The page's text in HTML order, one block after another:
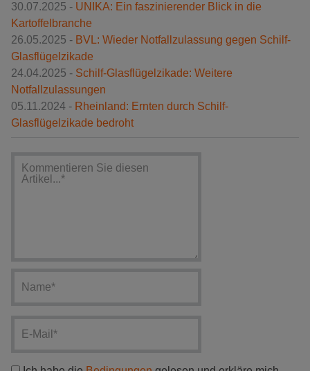
30.07.2025 - UNIKA: Ein faszinierender Blick in die
Kartoffelbranche
26.05.2025 - BVL: Wieder Notfallzulassung gegen Schilf-
Glasflügelzikade
24.04.2025 - Schilf-Glasflügelzikade: Weitere
Notfallzulassungen
05.11.2024 - Rheinland: Ernten durch Schilf-
Glasflügelzikade bedroht